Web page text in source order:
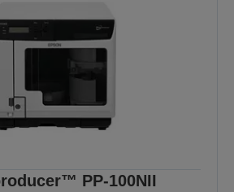
PP-100NII